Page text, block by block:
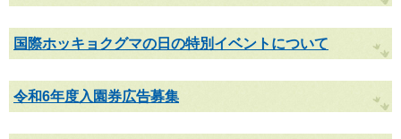
国際ホッキョクグマの日の特別イベントについて
令和6年度入園券広告募集